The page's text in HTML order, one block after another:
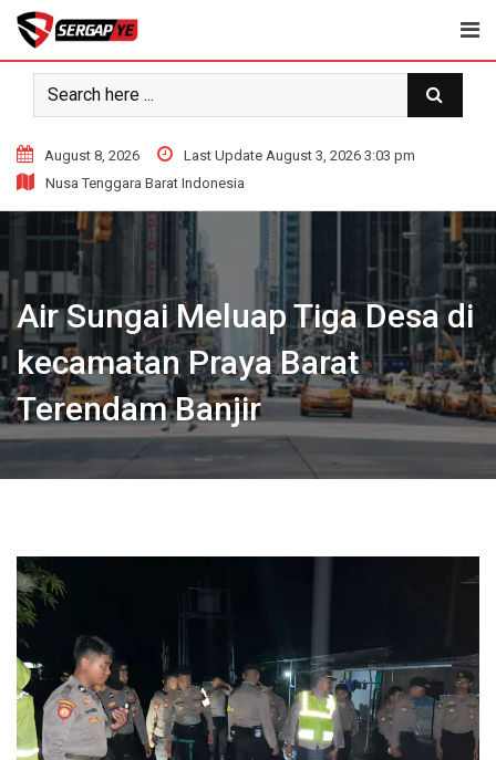
Skip
content
August 8, 2026
Last Update August 3, 2026 3:03 pm
Nusa Tenggara Barat Indonesia
Air Sungai Meluap Tiga Desa di
kecamatan Praya Barat
Terendam Banjir